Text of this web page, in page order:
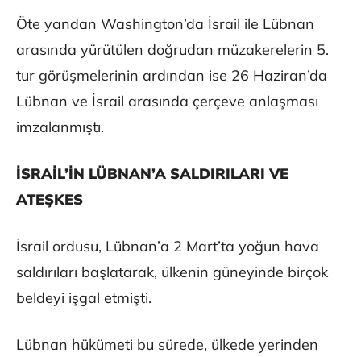
Öte yandan Washington’da İsrail ile Lübnan
arasında yürütülen doğrudan müzakerelerin 5.
tur görüşmelerinin ardından ise 26 Haziran’da
Lübnan ve İsrail arasında çerçeve anlaşması
imzalanmıştı.
⁠İSRAİL’İN LÜBNAN’A SALDIRILARI VE
ATEŞKES
İsrail ordusu, Lübnan’a 2 Mart’ta yoğun hava
saldırıları başlatarak, ülkenin güneyinde birçok
beldeyi işgal etmişti.
Lübnan hükümeti bu sürede, ülkede yerinden